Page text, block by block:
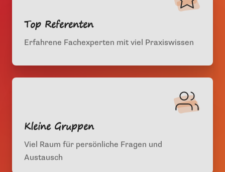
Top Referenten
Erfahrene Fachexperten mit viel Praxiswissen
Kleine Gruppen
Viel Raum für persönliche Fragen und
Austausch